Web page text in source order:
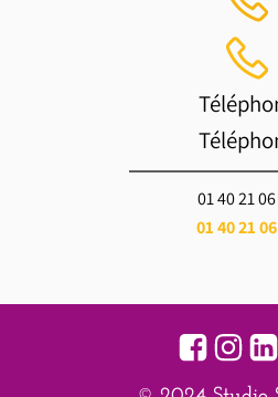
01 40 21
01 40 21